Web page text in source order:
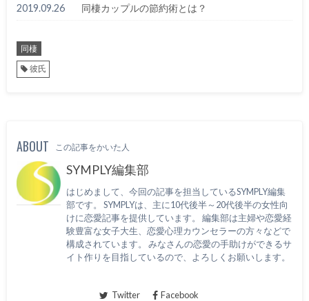
2019.09.26 同棲カップルの節約術とは？
同棲
彼氏
ABOUT この記事をかいた人
SYMPLY編集部
はじめまして、今回の記事を担当しているSYMPLY編集
部です。 SYMPLYは、主に10代後半～20代後半の女性向
けに恋愛記事を提供しています。 編集部は主婦や恋愛経
験豊富な女子大生、恋愛心理カウンセラーの方々などで
構成されています。 みなさんの恋愛の手助けができるサ
イト作りを目指しているので、よろしくお願いします。
Twitter Facebook